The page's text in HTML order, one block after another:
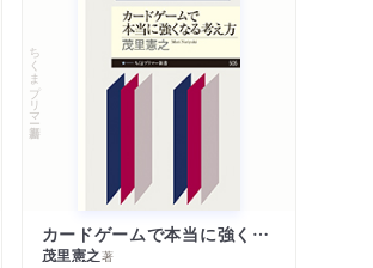
ちくまプリマー新書
カードゲームで本当に強くなる考え方
茂里憲之著